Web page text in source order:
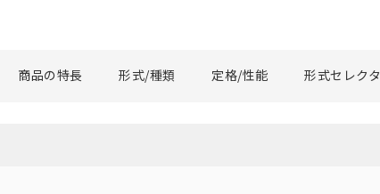
商品の特長 形式/種類 定格/性能 形式セレクタ